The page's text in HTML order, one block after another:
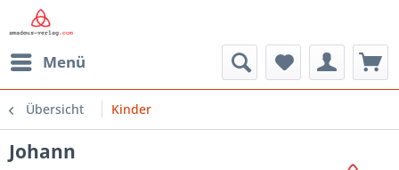
Menü
Übersicht Kinder
Johann